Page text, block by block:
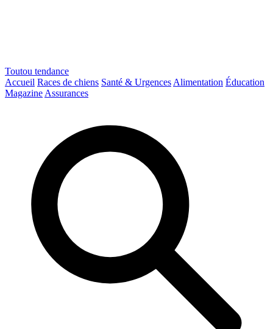
Toutou tendance
Accueil Races de chiens Santé & Urgences Alimentation Éducation
Magazine Assurances